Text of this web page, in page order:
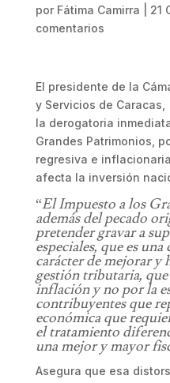
por Fátima Camirra 21
comentarios
El presidente de la
y Servicios de
la derogatoria
Grandes Patrimonios,
regresiva e
afecta la inversión
“El Impuesto a los
además del pecado
pretender gravar a
especiales, que es
carácter de mejorar y
gestión tributaria,
inflación y no por la
contribuyentes que
económica que
el tratamiento
una mejor y mayor
Asegura que esa